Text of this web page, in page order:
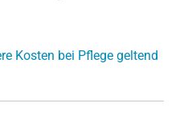
Kosten bei Pflege geltend